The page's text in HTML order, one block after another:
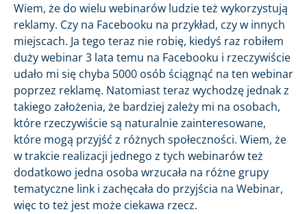
Wiem, że do wielu webinarów ludzie też wykorzystują
reklamy. Czy na Facebooku na przykład, czy w innych
miejscach. Ja tego teraz nie robię, kiedyś raz robiłem
duży webinar 3 lata temu na Facebooku i rzeczywiście
udało mi się chyba 5000 osób ściągnąć na ten webinar
poprzez reklamę. Natomiast teraz wychodzę jednak z
takiego założenia, że bardziej zależy mi na osobach,
które rzeczywiście są naturalnie zainteresowane,
które mogą przyjść z różnych społeczności. Wiem, że
w trakcie realizacji jednego z tych webinarów też
dodatkowo jedna osoba wrzucała na różne grupy
tematyczne link i zachęcała do przyjścia na Webinar,
więc to też jest może ciekawa rzecz.